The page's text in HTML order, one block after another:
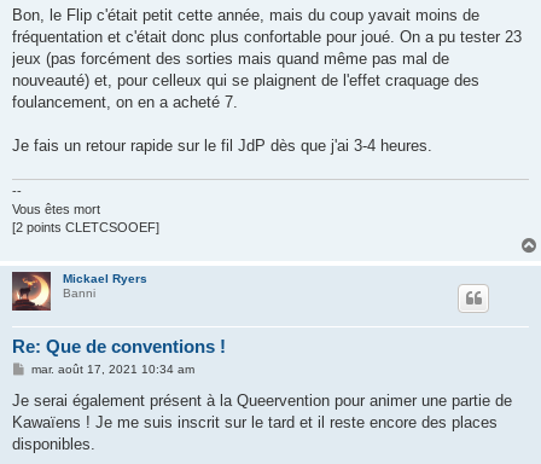
s
a
g
Bon, le Flip c'était petit cette année, mais du coup yavait moins de
fréquentation et c'était donc plus confortable pour joué. On a pu tester 23
jeux (pas forcément des sorties mais quand même pas mal de
nouveauté) et, pour celleux qui se plaignent de l'effet craquage des
foulancement, on en a acheté 7.
Je fais un retour rapide sur le fil JdP dès que j'ai 3-4 heures.
--
Vous êtes mort
[2 points CLETCSOOEF]
Mickael Ryers
Banni
Re: Que de conventions !
M
s
a
g
e
mar. août 17, 2021 10:34 am
Je serai également présent à la Queervention pour animer une partie de
Kawaïens ! Je me suis inscrit sur le tard et il reste encore des places
disponibles.